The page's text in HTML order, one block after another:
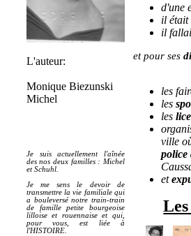
L'auteur:
Monique Biezunski
Michel
Je suis actuellement l'aînée
des nos deux familles : Michel
et Schuhl.
Je me sens le devoir de
transmettre la vie familiale qui
a bouleversé notre train-train
de famille petite bourgeoise
lilloise et rouennaise et qui,
pour vous, est liée à
l'HISTOIRE.
d'une
il était
il
et pour ses
les
les
les
ville
police
et